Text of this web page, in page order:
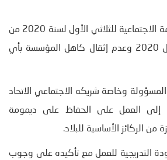
** تأجيل خلاص المساهمة الاجتماعية للثلاثي الأول لسنة 2020 من
15 أفريل إلى 30 أفريل 2020 وعدم إثقال كاهل المؤسسة بأي
وخاصة شريكه الاجتماعي الاتحاد
إلى العمل على الحفاظ على ديمومة
من الركائز الأساسية للبلاد.
التدريجية للعمل مع تأكيده على وجوب